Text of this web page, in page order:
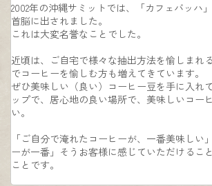
2002年の沖縄サミットでは、「カフェバッハ
首脳に出されました。
これは大変名誉なことでした。
近頃は、ご自宅で様々な抽出方法を愉しまれ
でコーヒーを愉しむ方も増えてきています。
ぜひ美味しい（良い）コーヒー豆を手に入れ
ップで、居心地の良い場所で、 美味しいコー
い。
「ご自分で淹れたコーヒーが、一番美味しい
ーが一番」そうお客様に感じていただけること
ことです。